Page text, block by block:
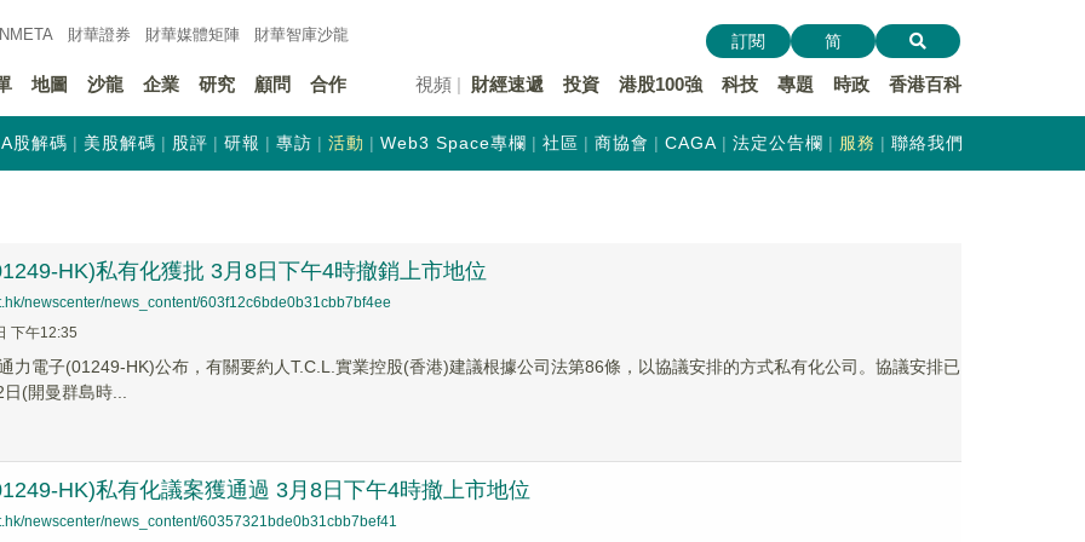
財華證券 財華媒體矩陣 財華智庫沙龍
地圖 沙龍 企業 研究 顧問 合作 視頻 財經速遞 投資 港股100強 科技 專題 時政 香港百科
訂閱 简
A股解碼 美股解碼 股評 研報 專訪 活動 Web3 Space專欄 社區 商協會 CAGA 法定公告欄 服務 聯絡我們
HK)私有化獲批 3月8日下午4時撤銷上市地位
newscenter/news_content/603f12c6bde0b31cbb7bf4ee
下午12:35
力電子(01249-HK)公布，有關要約人T.C.L.實業控股(香港)建議根據公司法第86條，以協議安排的方式私有化公司。協議安排已
(開曼群島時...
HK)私有化議案獲通過 3月8日下午4時撤上市地位
newscenter/news_content/60357321bde0b31cbb7bef41